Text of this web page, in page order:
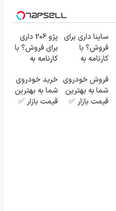
ساینا داری برای
فروش؟ با
کارنامه به
بفروش!
پژو 206 داری
برای فروش؟ با
کارنامه به
بفروش! فروش خودروی
شما به بهترین
قیمت بازار ✅
خرید خودروی
شما به بهترین
قیمت بازار ✅